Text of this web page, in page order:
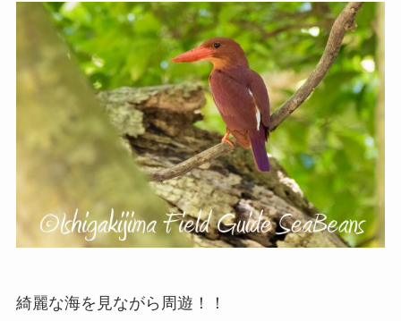
綺麗な海を見ながら周遊！！